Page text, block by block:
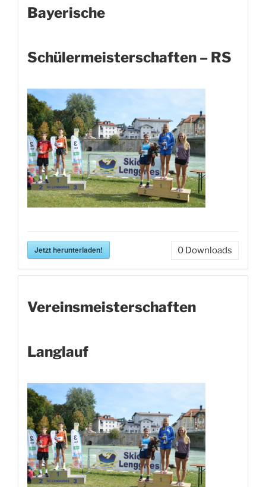
Bayerische
Schülermeisterschaften – RS
Jetzt herunterladen! 0 Downloads
Vereinsmeisterschaften
Langlauf